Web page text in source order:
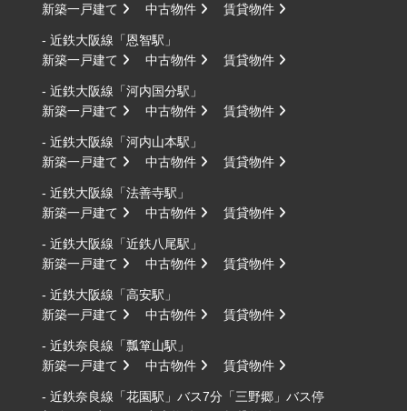
新築一戸建て
中古物件 賃貸物件
- 近鉄大阪線「恩智駅」
新築一戸建て
中古物件 賃貸物件
- 近鉄大阪線「河内国分駅」
新築一戸建て
中古物件 賃貸物件
- 近鉄大阪線「河内山本駅」
新築一戸建て
中古物件 賃貸物件
- 近鉄大阪線「法善寺駅」
新築一戸建て
中古物件 賃貸物件
- 近鉄大阪線「近鉄八尾駅」
新築一戸建て
中古物件 賃貸物件
- 近鉄大阪線「高安駅」
新築一戸建て
中古物件 賃貸物件
- 近鉄奈良線「瓢箪山駅」
新築一戸建て
中古物件 賃貸物件
- 近鉄奈良線「花園駅」バス7分「三野郷」バス停